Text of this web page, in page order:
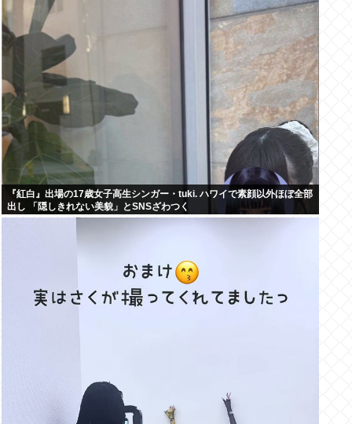
『紅白』出場の17歳女子高生シンガー・tuki. ハワイで素顔以外ほぼ全部
出し 「隠しきれない美貌」とSNSざわつく